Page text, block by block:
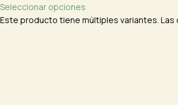
Seleccionar opciones
Este producto tiene múltiples variantes.